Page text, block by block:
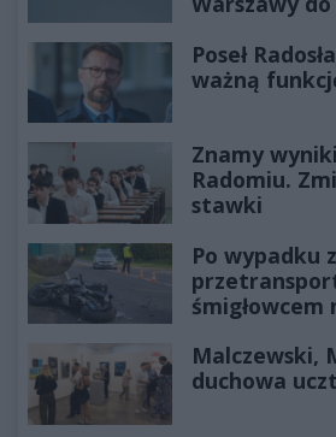
Poseł
ważną
Znamy
Radomiu.
stawki
Po wypadku
śmigłowcem
Malczewski,
duchowa